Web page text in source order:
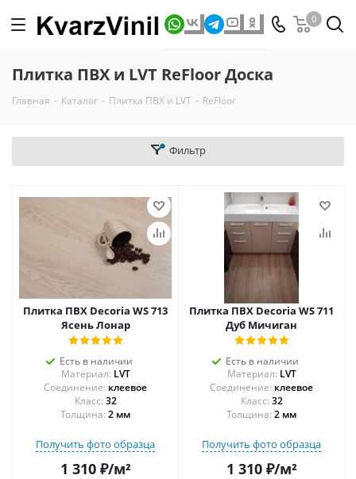
0
Плитка ПВХ и LVT ReFloor Доска
Главная - Каталог - Плитка ПВХ и LVT - ReFloor
Фильтр
Плитка ПВХ Decoria WS 713
Ясень Лонар
Есть в наличии
Материал: LVT
Соединение: клеевое
32
Толщина: 2 мм
Получить фото образца
1 310₽/м²
Плитка ПВХ Decoria WS 711
Дуб Мичиган
Есть в наличии
Материал: LVT
Соединение: клеевое
32
Толщина: 2 мм
Получить фото образца
1 310₽/м²